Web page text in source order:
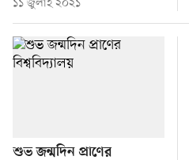
১১ জুলাই ২০২১
শুভ জন্মদিন প্রাণের